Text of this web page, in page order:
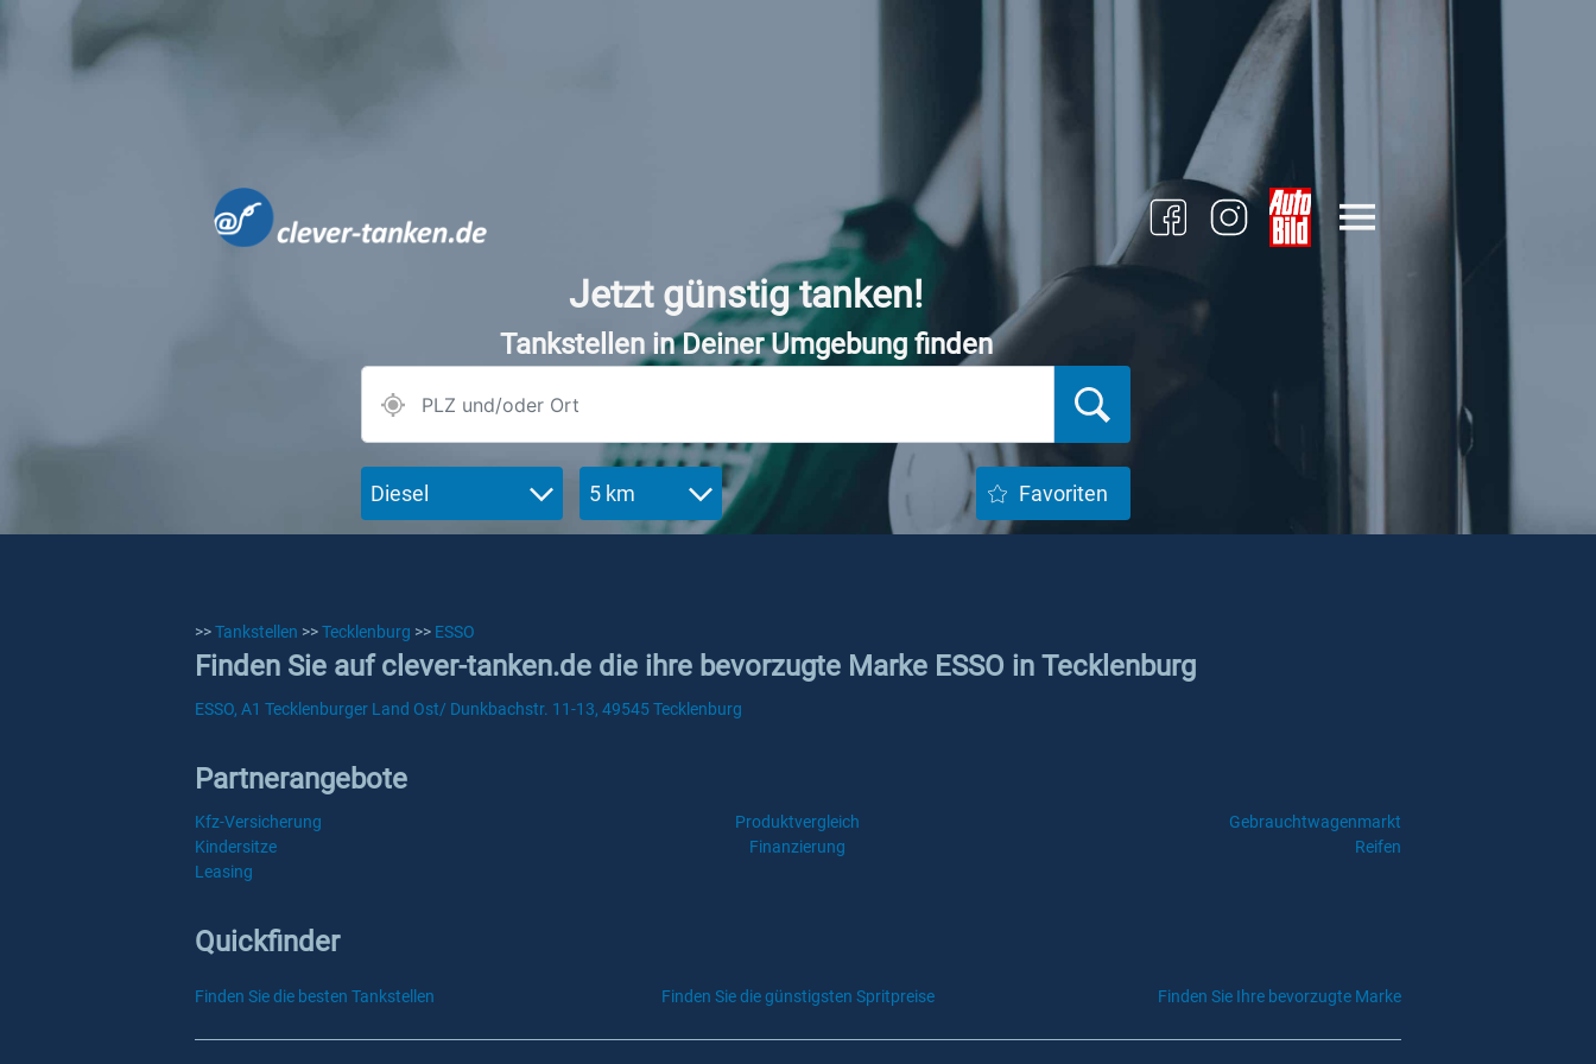
Jetzt günstig tanken!
Tankstellen in Deiner Umgebung finden
Diesel 5 km Favoriten
>>Tankstellen >>Tecklenburg >> ESSO
Finden Sie auf clever-tanken.de die ihre bevorzugte Marke ESSO in Tecklenburg
ESSO, A1 Tecklenburger Land Ost/ Dunkbachstr. 11-13, 49545 Tecklenburg
Partnerangebote
Kfz-Versicherung Produktvergleich
Gebrauchtwagenmarkt
Kindersitze
Finanzierung
Reifen
Leasing
Quickfinder
Finden Sie die besten Tankstellen Finden Sie die günstigsten Spritpreise Finden Sie Ihre bevorzugte Marke